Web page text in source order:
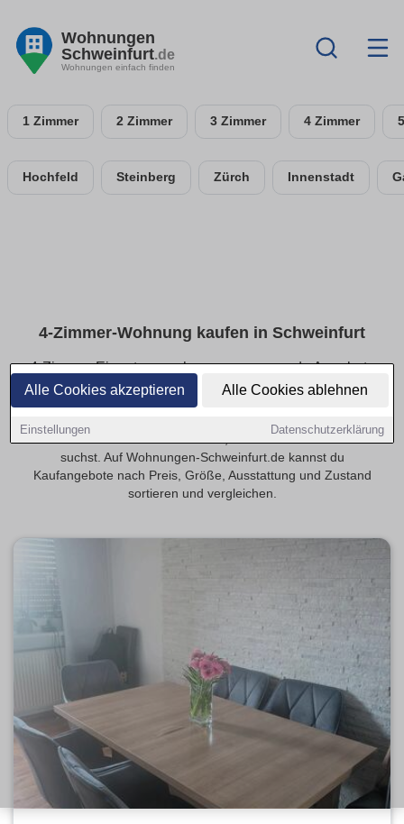
Alle Cookies akzeptieren Alle Cookies ablehnen
Einstellungen Datenschutzerklärung
Wohnungen
Schweinfurt.de
Wohnungen einfach finden
1 Zimmer 2 Zimmer 3 Zimmer 4 Zimmer
Hochfeld Steinberg Zürch Innenstadt
4-Zimmer-Wohnung kaufen in Schweinfurt
4-Zimmer-Eigentumswohnungen: passende Angebote
schnell finden
wenn du mehr Raum für Familie, Gäste oder Homeoffice
suchst. Auf Wohnungen-Schweinfurt.de kannst du
Kaufangebote nach Preis, Größe, Ausstattung und Zustand
sortieren und vergleichen.